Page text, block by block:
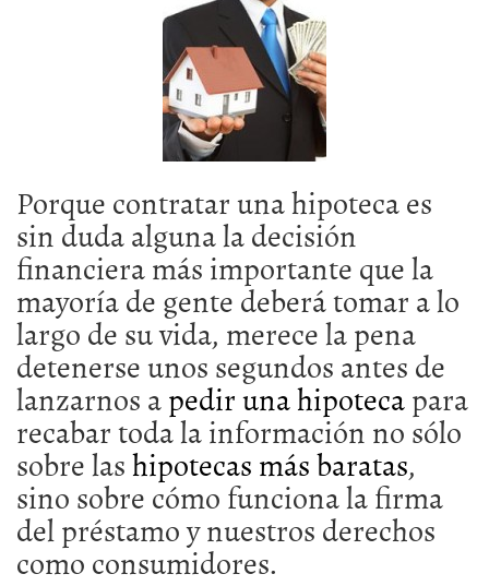
Porque contratar una hipoteca es
sin duda alguna la decisión
financiera más importante que la
mayoría de gente deberá tomar a lo
largo de su vida, merece la pena
detenerse unos segundos antes de
lanzarnos apedir una hipotecapara
recabar toda la información no sólo
sobre lashipotecas más baratas,
sino sobre cómo funciona la firma
del préstamo y nuestros derechos
como consumidores.